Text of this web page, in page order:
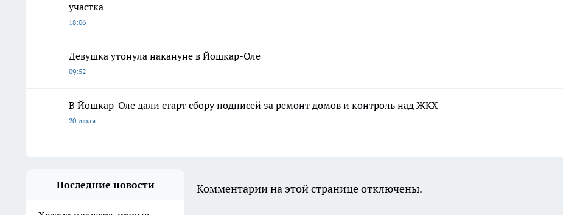
участка
18:06
Девушка утонула накануне в Йошкар-Оле
09:52
В Йошкар-Оле дали старт сбору подписей за ремонт домов и контроль над ЖКХ
20 июля
Последние новости Комментарии на этой странице отключены.